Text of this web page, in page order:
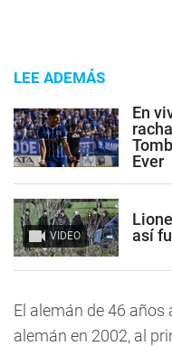
LEE ADEMÁS
En
Ever
VIDEO
así
El alemán de 46
alemán en 2002, al